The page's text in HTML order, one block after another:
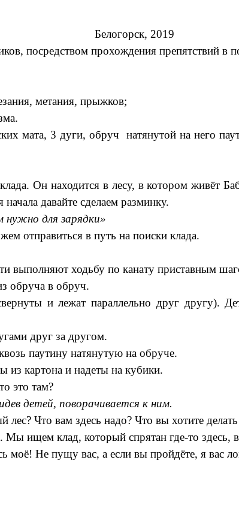
Белогорск, 2019
посредством прохождения препятствий в
метания, прыжков;
мата, 3 дуги, обруч натянутой на него
Он находится в лесу, в котором живёт
давайте сделаем разминку.
для зарядки»
отправиться в путь на поиски клада.
выполняют ходьбу по канату приставным
обруча в обруч.
и лежат параллельно друг другу).
друг за другом.
паутину натянутую на обруче.
из картона и надеты на кубики.
это там?
детей, поворачивается к ним.
Что вам здесь надо? Что вы хотите
ищем клад, который спрятан где-то здесь, в
моё! Не пущу вас, а если вы пройдёте, я вас